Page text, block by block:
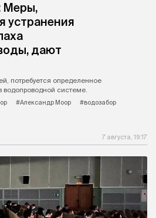
Меры,
устранения
дают
потребуется определенное
водопроводной системе.
#Александр Моор
#водозабор
7 августа, 19:17